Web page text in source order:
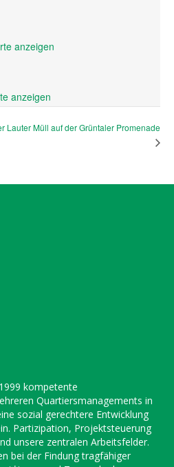
anzeigen
anzeigen
Lauter Müll auf der Grüntaler Promenade
kompetente
Quartiersmanagements in
sozial gerechtere Entwicklung
Partizipation, Projektsteuerung
unsere zentralen Arbeitsfelder.
bei der Findung tragfähiger